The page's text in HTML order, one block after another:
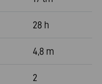
28 h
4,8 m
2